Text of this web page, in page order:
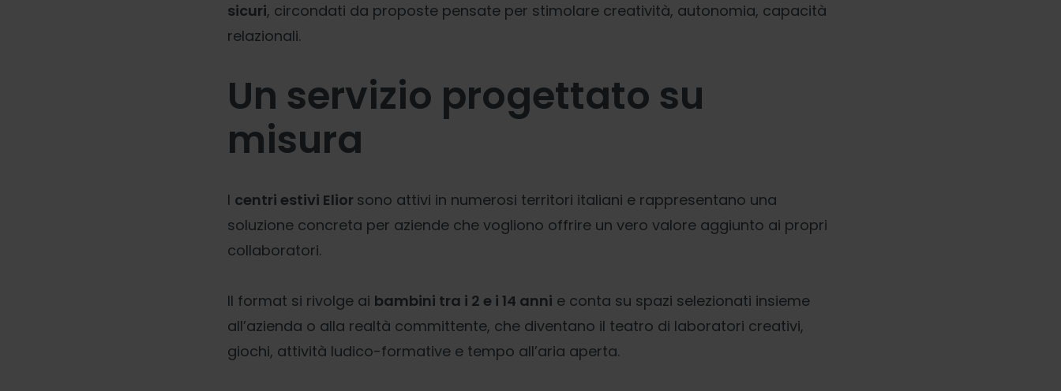
sicuri, circondati da proposte pensate per stimolare creatività, autonomia, capacità
relazionali.
Un servizio progettato su
misura
I centri estivi Elior sono attivi in numerosi territori italiani e rappresentano una
soluzione concreta per aziende che vogliono offrire un vero valore aggiunto ai propri
collaboratori.
Il format si rivolge ai bambini tra i 2 e i 14 anni e conta su spazi selezionati insieme
all’azienda o alla realtà committente, che diventano il teatro di laboratori creativi,
giochi, attività ludico-formative e tempo all’aria aperta.